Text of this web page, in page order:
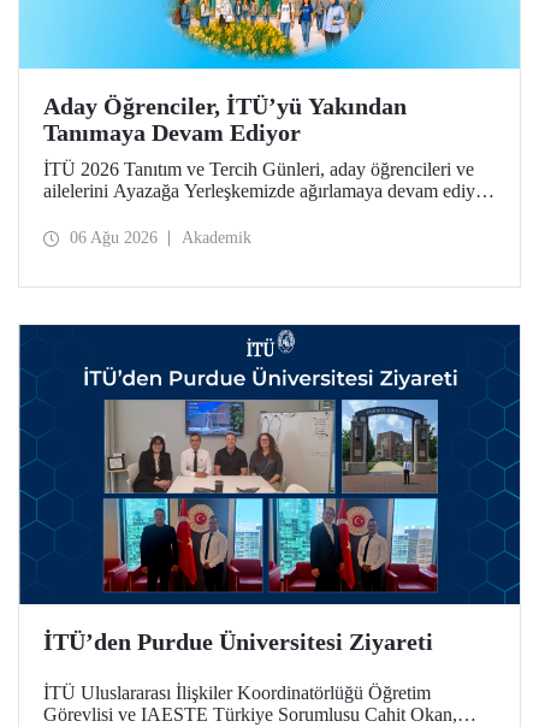
Aday Öğrenciler, İTÜ’yü Yakından
Tanımaya Devam Ediyor
İTÜ 2026 Tanıtım ve Tercih Günleri, aday öğrencileri ve
ailelerini Ayazağa Yerleşkemizde ağırlamaya devam ediyor.
ilgili fakülte ve birimler adaylara bilgi vermeye devam
06 Ağu 2026 Akademik
İTÜ’den Purdue Üniversitesi Ziyareti
İTÜ Uluslararası İlişkiler Koordinatörlüğü Öğretim
Görevlisi ve IAESTE Türkiye Sorumlusu Cahit Okan,